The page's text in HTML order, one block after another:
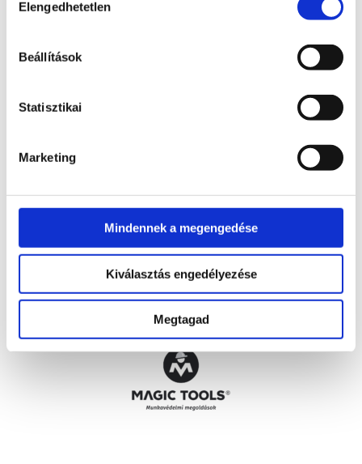
kiválasztása
Elengedhetetlen
Beállítások
Statisztikai
Marketing
Mindennek a megengedése
Kiválasztás engedélyezése
Megtagad